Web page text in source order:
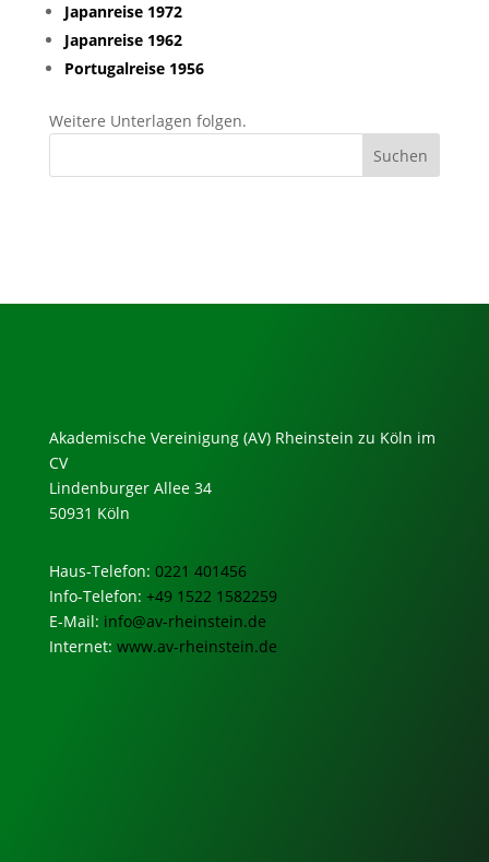
Japanreise 1972
Japanreise 1962
Portugalreise 1956
Weitere Unterlagen folgen.
Akademische Vereinigung (AV) Rheinstein zu Köln im
CV
Lindenburger Allee 34
50931 Köln
Haus-Telefon: 0221 401456
Info-Telefon: +49 1522 1582259
E-Mail: info@av-rheinstein.de
Internet: www.av-rheinstein.de